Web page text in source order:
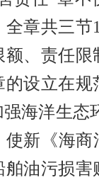
全章共三节
、责任
的设立在
海洋生
使新《海
舶油污损